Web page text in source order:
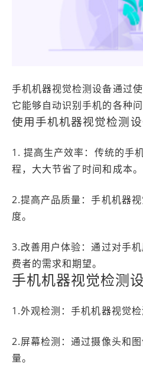
手机机器视觉检测设备通过
它能够自动识别手机的各种
使用手机机器视觉检测
1. 提高生产效率：传统的手
程，大大节省了时间和成本。
2.提高产品质量：手机机器
度。
3.改善用户体验：通过对手
费者的需求和期望。
手机机器视觉检测
1.外观检测：手机机器视觉
2.屏幕检测：通过摄像头和
量。